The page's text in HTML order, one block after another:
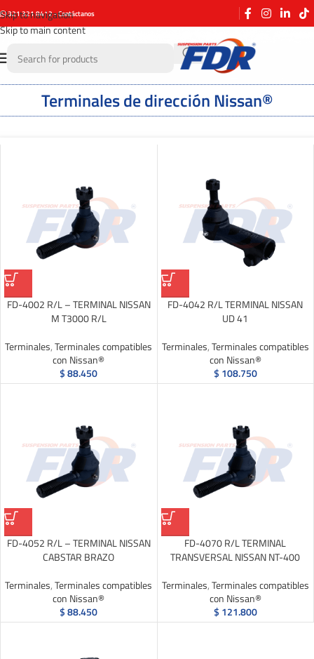
Skip to navigation
Skip to main content
321 321 8412 - Contáctanos
Terminales de dirección Nissan®
FD-4002 R/L – TERMINAL NISSAN
M T3000 R/L
Terminales,Terminales compatibles
con Nissan®
$88.450
FD-4042 R/L TERMINAL NISSAN
UD 41
Terminales,Terminales compatibles
con Nissan®
$ 108.750
FD-4052 R/L – TERMINAL NISSAN
CABSTAR BRAZO
Terminales,Terminales compatibles
con Nissan®
$88.450
FD-4070 R/L TERMINAL
TRANSVERSAL NISSAN NT-400
Terminales,Terminales compatibles
con Nissan®
$ 121.800